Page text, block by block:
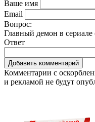
Ваше имя
Email
Вопрос:
Главный демон в сериале
Ответ
Комментарии с
и рекламой не будут